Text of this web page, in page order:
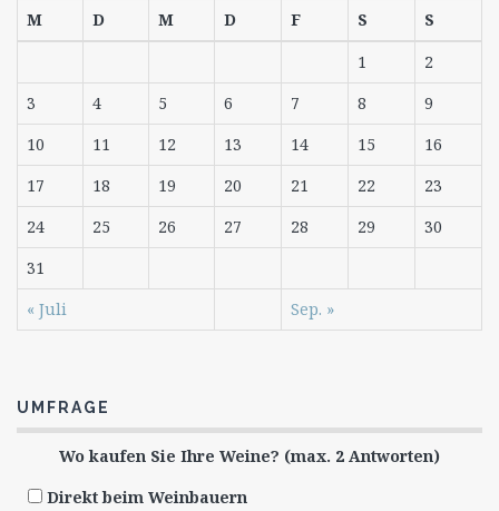
M D M D F S
S
1
2
3
4 5 6 7 8
9
10
11 12 13 14 15
16
17
18 19 20 21 22
23
24
25 26 27 28 29
30
31
« Juli
Sep. »
UMFRAGE
Wo kaufen Sie Ihre Weine? (max. 2 Antworten)
Direkt beim Weinbauern